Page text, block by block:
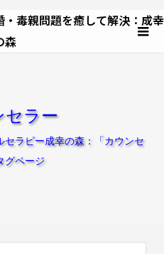
毒親問題を癒して解決：成幸
森
セラー
ラピー成幸の森：「カウンセ
グページ